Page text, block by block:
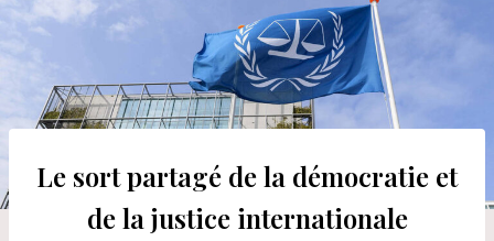
Le sort partagé de la démocratie et
de la justice internationale